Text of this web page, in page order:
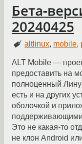
Бета-
20240425
altlinux, mobile,
ALT Mobile —
предоставить на
полноценный
есть и на других
оболочкой и
Это не какая-то
не клон Android